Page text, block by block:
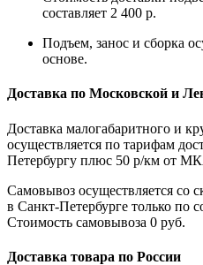
составляет 2 400 р.
Подъем, занос и сборка
основе.
Доставка по Московской и
Доставка малогабаритного и
осуществляется по тарифам
Петербургу плюс 50 р/км от
Самовывоз осуществляется со
в Санкт-Петербурге только по
Стоимость самовывоза 0 руб.
Доставка товара по России